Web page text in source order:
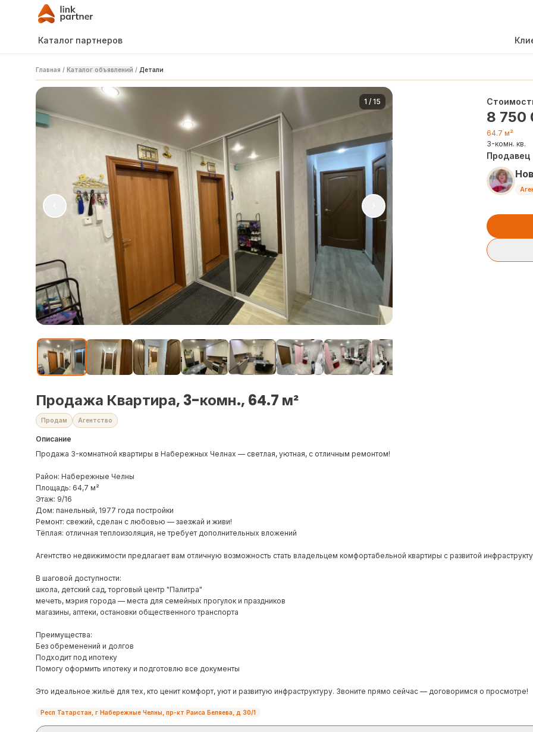
Каталог партнеров
Главная / Каталог объявлений / Детали
1 / 15
8 750
64.7 м²
3-комн. кв.
Продавец
Продажа Квартира, 3-комн., 64.7 м²
Продам Агентство
Описание
Продажа 3-комнатной квартиры в Набережных Челнах — светлая, уютная, с отличным ремонтом!
Район: Набережные Челны
Площадь: 64,7 м²
Этаж: 9/16
Дом: панельный, 1977 года постройки
Ремонт: свежий, сделан с любовью — заезжай и живи!
Тёплая: отличная теплоизоляция, не требует дополнительных вложений
Агентство недвижимости предлагает вам отличную возможность стать владельцем комфортабельной квартиры с развитой
В шаговой доступности:
школа, детский сад, торговый центр "Палитра"
мечеть, мэрия города — места для семейных прогулок и праздников
магазины, аптеки, остановки общественного транспорта
Преимущества:
Без обременений и долгов
Подходит под ипотеку
Помогу оформить ипотеку и подготовлю все документы
Это идеальное жильё для тех, кто ценит комфорт, уют и развитую инфраструктуру. Звоните прямо сейчас — договоримся о просмотре!
Респ Татарстан, г Набережные Челны, пр-кт Раиса Беляева, д 30/1